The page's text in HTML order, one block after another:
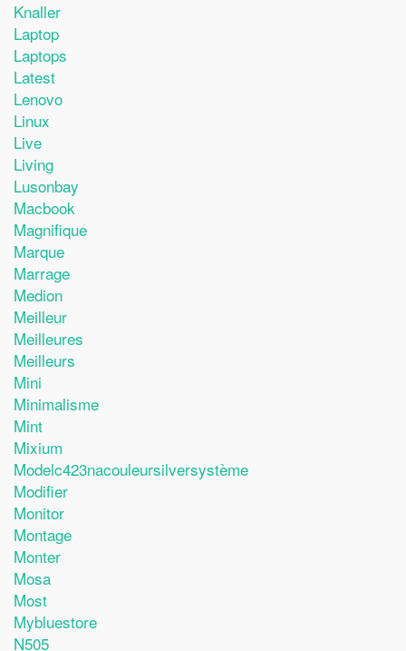
Knaller
Laptop
Laptops
Latest
Lenovo
Linux
Live
Living
Lusonbay
Macbook
Magnifique
Marque
Marrage
Medion
Meilleur
Meilleures
Meilleurs
Mini
Minimalisme
Mint
Mixium
Modelc423nacouleursilversystème
Modifier
Monitor
Montage
Monter
Mosa
Most
Mybluestore
N505